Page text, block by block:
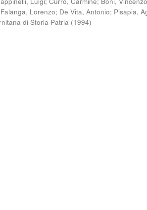
Falanga, Lorenzo; De Vita, Antonio; Pisapia,
di Storia Patria (1994)